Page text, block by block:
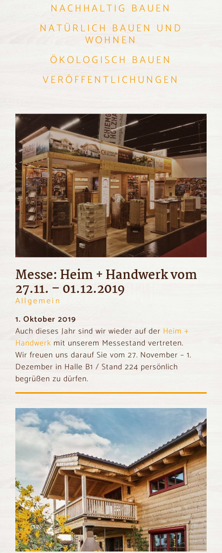
NACHHALTIG BAUEN
NATÜRLICH BAUEN UND
WOHNEN
ÖKOLOGISCH BAUEN
VERÖFFENTLICHUNGEN
Messe: Heim + Handwerk vom
27.11. – 01.12.2019
Allgemein
1. Oktober 2019
Auch dieses Jahr sind wir wieder auf der Heim +
Handwerk mit unserem Messestand vertreten.
Wir freuen uns darauf Sie vom 27. November – 1.
Dezember in Halle B1 / Stand 224 persönlich
begrüßen zu dürfen.